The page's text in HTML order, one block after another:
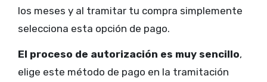
los meses y al tramitar tu compra simplemente
selecciona esta opción de pago.
El proceso de autorización es muy sencillo,
elige este método de pago en la tramitación